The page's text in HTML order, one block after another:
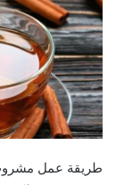
طريقة عمل مشروب